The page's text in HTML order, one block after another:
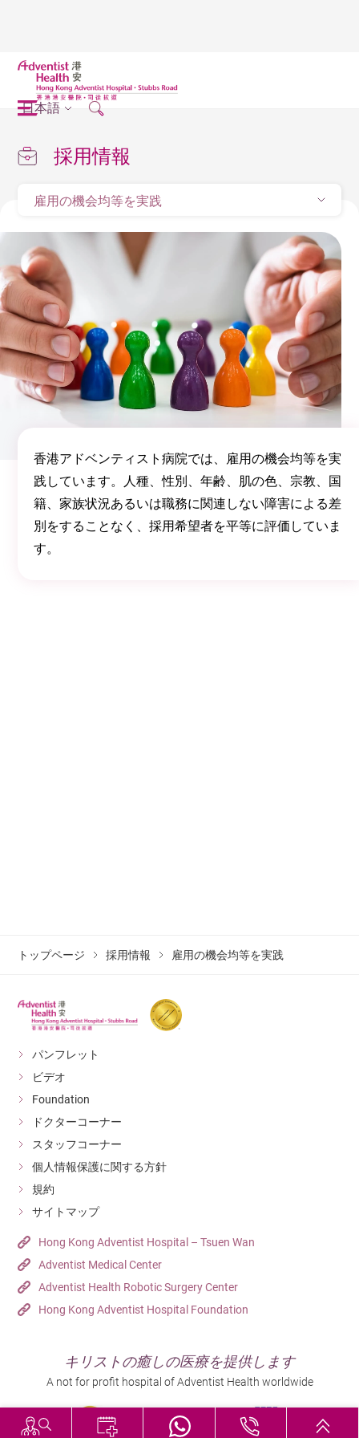
日本語
採用情報
雇用の機会均等を実践
香港アドベンティスト病院では、雇用の機会均等を実
践しています。人種、性別、年齢、肌の色、宗教、国
籍、家族状況あるいは職務に関連しない障害による差
別をすることなく、採用希望者を平等に評価していま
す。
トップページ 採用情報 雇用の機会均等を実践
パンフレット
ビデオ
Foundation
ドクターコーナー
スタッフコーナー
個人情報保護に関する方針
規約
サイトマップ
Hong Kong Adventist Hospital – Tsuen Wan
Adventist Medical Center
Adventist Health Robotic Surgery Center
Hong Kong Adventist Hospital Foundation
キリストの癒しの医療を提供します
A not for profit hospital of Adventist Health worldwide